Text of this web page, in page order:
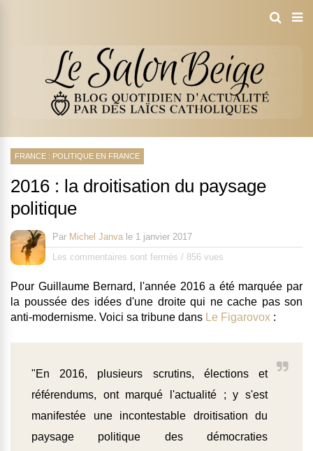
FRANCE : POLITIQUE EN FRANCE
2016 : la droitisation du paysage
politique
Par Michel Janva le 1 janvier 2017
Les commentaires sont fermés / 856 vues
Pour Guillaume Bernard, l'année 2016 a été marquée par
la poussée des idées d'une droite qui ne cache pas son
anti-modernisme. Voici sa tribune dans Le Figarovox :
"En 2016, plusieurs scrutins, élections et
référendums, ont marqué l'actualité ; y s'est
manifestée une incontestable droitisation du
paysage politique des démocraties